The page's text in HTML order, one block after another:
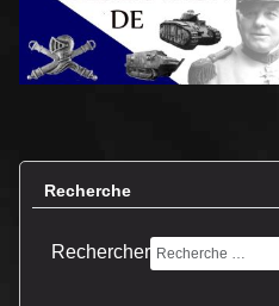
Recherche
Rechercher